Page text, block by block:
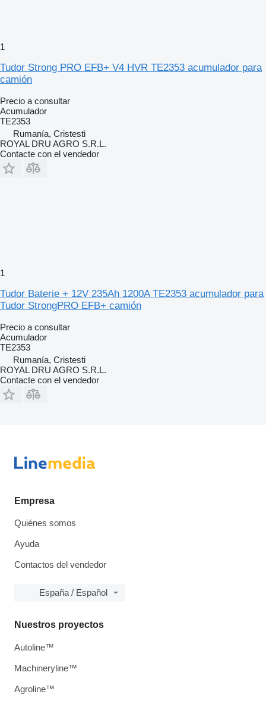
1
Tudor Strong PRO EFB+ V4 HVR TE2353 acumulador para
camión
Precio a consultar
Acumulador
TE2353
Rumanía, Cristesti
ROYAL DRU AGRO S.R.L.
Contacte con el vendedor
1
Tudor Baterie + 12V 235Ah 1200A TE2353 acumulador para
Tudor StrongPRO EFB+ camión
Precio a consultar
Acumulador
TE2353
Rumanía, Cristesti
ROYAL DRU AGRO S.R.L.
Contacte con el vendedor
Empresa
Quiénes somos
Ayuda
Contactos del vendedor
España / Español
Nuestros proyectos
Autoline™
Machineryline™
Agroline™